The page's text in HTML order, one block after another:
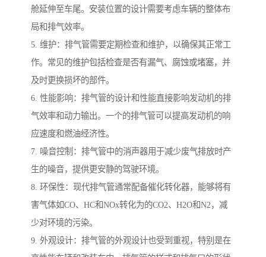
舱延伸至车尾。安装位置的设计需要考虑车辆的整体布
局和排气效率。
5. 维护：排气管需要定期检查和维护，以确保其正常工
作。常见的维护包括检查是否有漏气、腐蚀或堵塞，并
及时更换损坏的部件。
6. 性能影响：排气管的设计和性能直接影响发动机的排
气效率和动力输出。一个的排气管可以提高发动机的响
应速度和燃油经济性。
7. 噪音控制：排气管中的消声器用于减少废气排放时产
生的噪音，提供更安静的驾驶环境。
8. 环保性：现代排气管通常配备催化转化器，能够将有
害气体如CO、HC和NOx转化为的CO2、H2O和N2，减
少对环境的污染。
9. 外观设计：排气管的外观设计也受到重视，特别是在